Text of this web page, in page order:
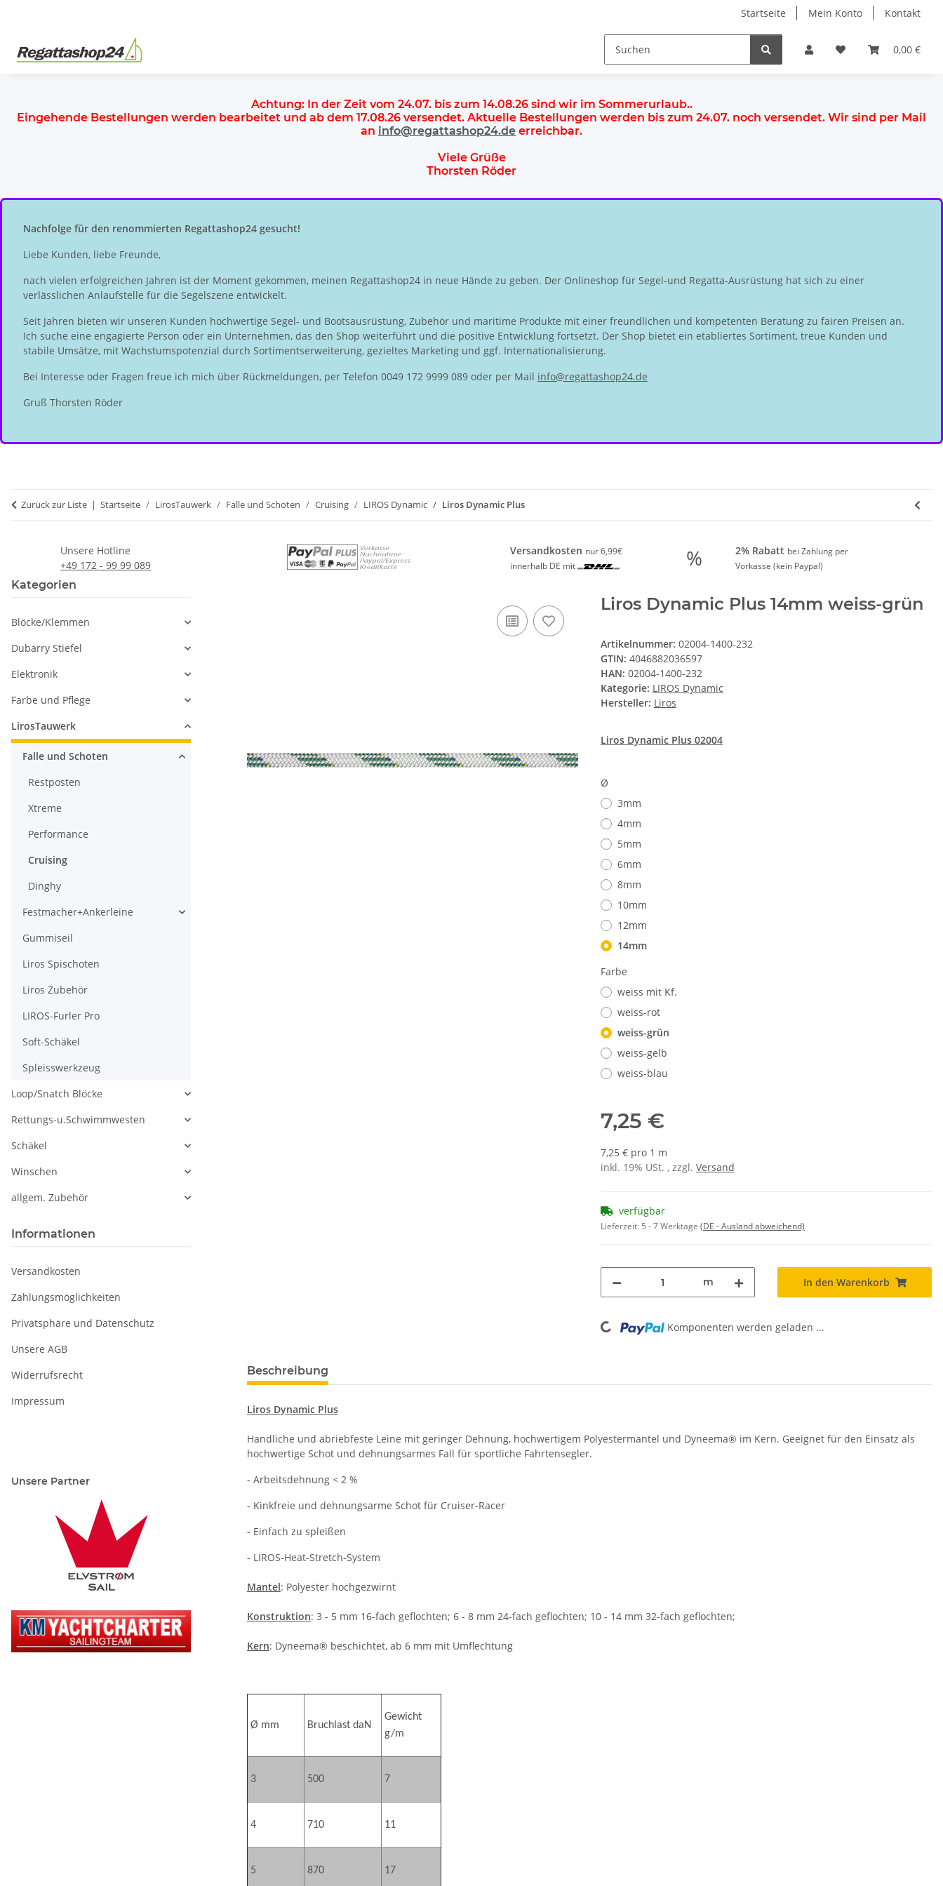
Startseite Mein Konto Kontakt
0,00 €
Achtung: In der Zeit vom 24.07. bis zum 14.08.26 sind wir im Sommerurlaub..
Eingehende Bestellungen werden bearbeitet und ab dem 17.08.26 versendet. Aktuelle Bestellungen werden bis zum 24.07. noch versendet. Wir sind per Mail
an info@regattashop24.de erreichbar.
Viele Grüße
Thorsten Röder
Nachfolge für den renommierten Regattashop24 gesucht!
Liebe Kunden, liebe Freunde,
nach vielen erfolgreichen Jahren ist der Moment gekommen, meinen Regattashop24 in neue Hände zu geben. Der Onlineshop für Segel-und Regatta-Ausrüstung hat sich zu einer
verlässlichen Anlaufstelle für die Segelszene entwickelt.
Seit Jahren bieten wir unseren Kunden hochwertige Segel- und Bootsausrüstung, Zubehör und maritime Produkte mit einer freundlichen und kompetenten Beratung zu fairen Preisen an.
Ich suche eine engagierte Person oder ein Unternehmen, das den Shop weiterführt und die positive Entwicklung fortsetzt. Der Shop bietet ein etabliertes Sortiment, treue Kunden und
stabile Umsätze, mit Wachstumspotenzial durch Sortimentserweiterung, gezieltes Marketing und ggf. Internationalisierung.
Bei Interesse oder Fragen freue ich mich über Rückmeldungen, per Telefon 0049 172 9999 089 oder per Mail info@regattashop24.de
Gruß Thorsten Röder
Zurück zur Liste Startseite LirosTauwerk Falle und Schoten Cruising LIROS Dynamic Liros Dynamic Plus
Unsere Hotline
+49 172 - 99 99 089
Versandkosten nur 6,99€
innerhalb DE mit
% 2% Rabatt bei Zahlung per
Vorkasse (kein Paypal)
Liros Dynamic Plus 14mm weiss-grün
Artikelnummer: 02004-1400-232
GTIN: 4046882036597
HAN: 02004-1400-232
Kategorie: LIROS Dynamic
Hersteller: Liros
Liros Dynamic Plus 02004
Ø
3mm
4mm
5mm
6mm
8mm
10mm
12mm
14mm
Farbe
weiss mit Kf.
weiss-rot
weiss-grün
weiss-gelb
weiss-blau
7,25 €
7,25 € pro 1 m
inkl. 19% USt. , zzgl. Versand
verfügbar
Lieferzeit: 5 - 7 Werktage (DE - Ausland abweichend)
m In den Warenkorb
Loading... Komponenten werden geladen ...
Beschreibung
Liros Dynamic Plus
Handliche und abriebfeste Leine mit geringer Dehnung, hochwertigem Polyestermantel und Dyneema® im Kern. Geeignet für den Einsatz als
hochwertige Schot und dehnungsarmes Fall für sportliche Fahrtensegler.
- Arbeitsdehnung < 2 %
- Kinkfreie und dehnungsarme Schot für Cruiser-Racer
- Einfach zu spleißen
- LIROS-Heat-Stretch-System
Mantel: Polyester hochgezwirnt
Konstruktion: 3 - 5 mm 16-fach geflochten; 6 - 8 mm 24-fach geflochten; 10 - 14 mm 32-fach geflochten;
Kern: Dyneema® beschichtet, ab 6 mm mit Umflechtung
Ø mm Bruchlast daN
Gewicht
g/m
3 500 7
4 710 11
5 870 17
Kategorien
Blöcke/Klemmen
Dubarry Stiefel
Elektronik
Farbe und Pflege
LirosTauwerk
Falle und Schoten
Restposten
Xtreme
Performance
Cruising
Dinghy
Festmacher+Ankerleine
Gummiseil
Liros Spischoten
Liros Zubehör
LIROS-Furler Pro
Soft-Schäkel
Spleisswerkzeug
Loop/Snatch Blöcke
Rettungs-u.Schwimmwesten
Schäkel
Winschen
allgem. Zubehör
Informationen
Versandkosten
Zahlungsmöglichkeiten
Privatsphäre und Datenschutz
Unsere AGB
Widerrufsrecht
Impressum
Unsere Partner